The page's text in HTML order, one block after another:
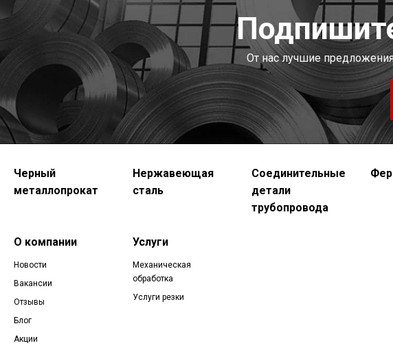
От нас лучшие
Черный
металлопрокат
Нержавеющая
сталь
Соединительные
детали
трубопровода
О компании
Новости
Вакансии
Отзывы
Блог
Акции
Услуги
Механическая
обработка
Услуги резки